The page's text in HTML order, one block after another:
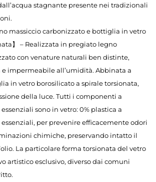
stagnante presente nei tradizionali
massiccio carbonizzato e bottiglia in vetro
】 – Realizzata in pregiato legno
con venature naturali ben distinte,
e impermeabile all’umidità. Abbinata a
in vetro borosilicato a spirale torsionata,
della luce. Tutti i componenti a
sono in vetro: 0% plastica a
per prevenire efficacemente odori
chimiche, preservando intatto il
La particolare forma torsionata del vetro
artistico esclusivo, diverso dai comuni